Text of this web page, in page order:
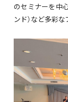
のセミナーを中
ンド）など多彩